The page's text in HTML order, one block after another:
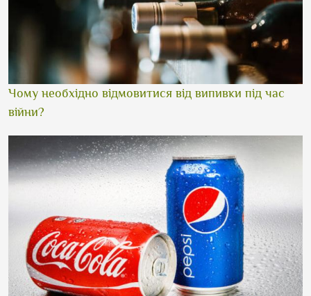
Чому необхідно відмовитися від випивки під час
війни?